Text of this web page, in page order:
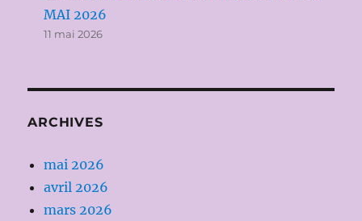
MAI 2026
11 mai 2026
ARCHIVES
mai 2026
avril 2026
mars 2026